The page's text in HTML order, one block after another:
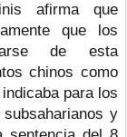
afirma que
que los
de esta
chinos como
para los
y